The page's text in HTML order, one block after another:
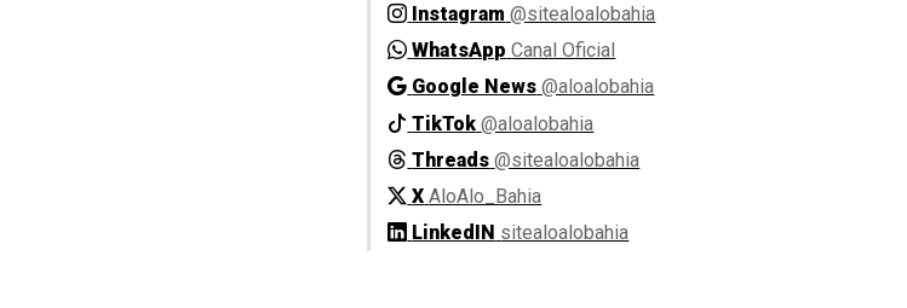
Instagram @sitealoalobahia
WhatsApp Canal Oficial
Google News @aloalobahia
TikTok @aloalobahia
Threads @sitealoalobahia
X AloAlo_Bahia
LinkedIN sitealoalobahia